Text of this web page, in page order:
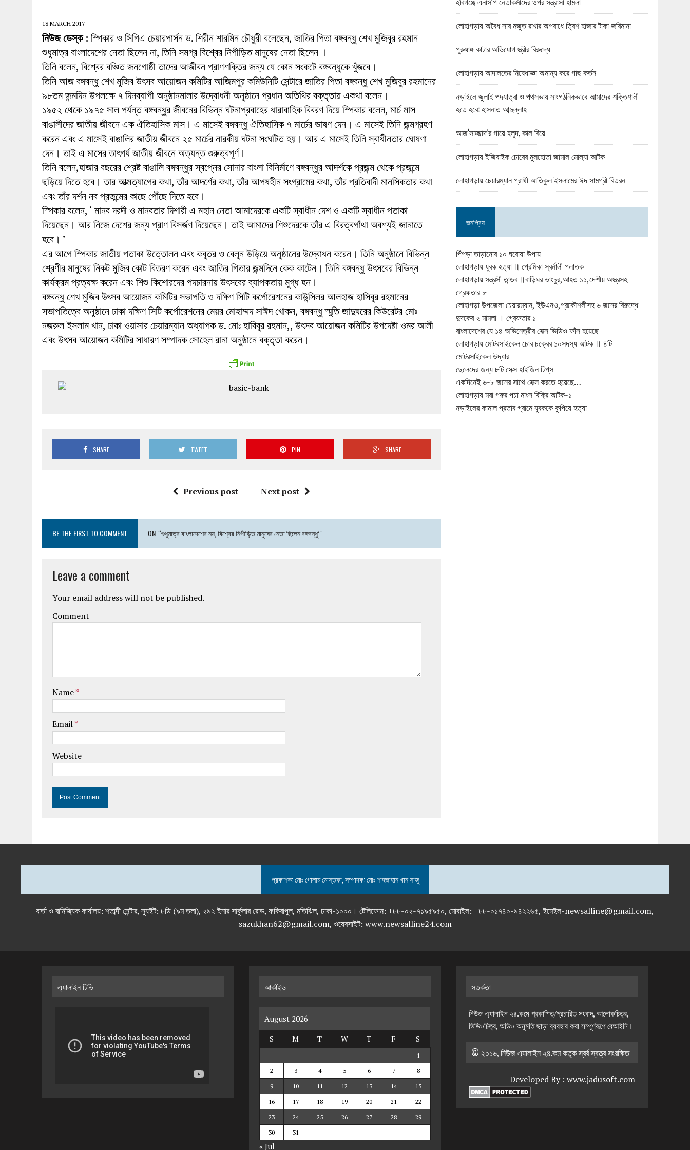
1 AUGUST 2026
18 MARCH 2017
নিউজ ডেস্ক : স্পিকার ও সিপিএ চেয়ারপার্সন ড. শিরীন শারমিন চৌধুরী বলেছেন, জাতির পিতা বঙ্গবন্ধু শেখ মুজিবুর রহমান
শুধুমাত্র বাংলাদেশের নেতা ছিলেন না, তিনি সমগ্র বিশ্বের নিপীড়িত মানুষের নেতা ছিলেন ।
তিনি বলেন, বিশ্বের বঞ্চিত জনগোষ্ঠী তাদের আজীবন প্রাণশক্তির জন্য যে কোন সংকটে বঙ্গবন্ধুকে খুঁজবে।
তিনি আজ বঙ্গবন্ধু শেখ মুজিব উৎসব আয়োজন কমিটির আজিমপুর কমিউনিটি সেন্টারে জাতির পিতা বঙ্গবন্ধু শেখ মুজিবুর রহমানের
৯৮তম জন্মদিন উপলক্ষে ৭ দিনব্যাপী অনুষ্ঠানমালার উদ্বোধনী অনুষ্ঠানে প্রধান অতিথির বক্তৃতায় একথা বলেন।
১৯৫২ থেকে ১৯৭৫ সাল পর্যন্ত বঙ্গবন্ধুর জীবনের বিভিন্ন ঘটনাপ্রবাহের ধারাবাহিক বিবরণ দিয়ে স্পিকার বলেন, মার্চ মাস
বাঙালীদের জাতীয় জীবনে এক ঐতিহাসিক মাস। এ মাসেই বঙ্গবন্ধু ঐতিহাসিক ৭ মার্চের ভাষণ দেন। এ মাসেই তিনি জন্মগ্রহণ
করেন এবং এ মাসেই বাঙালির জাতীয় জীবনে ২৫ মার্চের নারকীয় ঘটনা সংঘটিত হয়। আর এ মাসেই তিনি স্বাধীনতার ঘোষণা
দেন। তাই এ মাসের তাৎপর্য জাতীয় জীবনে অত্যন্ত গুরুত্বপূর্ণ।
তিনি বলেন,হাজার বছরের শ্রেষ্ট বাঙালি বঙ্গবন্ধুর স্বপ্নের সোনার বাংলা বিনির্মাণে বঙ্গবন্ধুর আদর্শকে প্রজন্ম থেকে প্রজন্মে
ছড়িয়ে দিতে হবে। তার আত্মত্যাগের কথা, তাঁর আদর্শের কথা, তাঁর আপষহীন সংগ্রামের কথা, তাঁর প্রতিবাদী মানসিকতার কথা
এবং তাঁর দর্শন নব প্রজন্মের কাছে পৌঁছে দিতে হবে।
স্পিকার বলেন, ‘ মানব দরদী ও মানবতার দিশারী এ মহান নেতা আমাদেরকে একটি স্বাধীন দেশ ও একটি স্বাধীন পতাকা
দিয়েছেন। আর নিজে দেশের জন্য প্রাণ বিসর্জণ দিয়েছেন। তাই আমাদের শিশুদেরকে তাঁর এ বিরত্বগাঁথা অবশ্যই জানাতে
হবে। ’
এর আগে স্পিকার জাতীয় পতাকা উত্তোলন এবং কবুতর ও বেলুন উড়িয়ে অনুষ্ঠানের উদ্বোধন করেন। তিনি অনুষ্ঠানে বিভিন্ন
শ্রেণীর মানুষের নিকট মুজিব কোট বিতরণ করেন এবং জাতির পিতার জন্মদিনে কেক কাটেন। তিনি বঙ্গবন্ধু উৎসবের বিভিন্ন
কার্যক্রম প্রত্যক্ষ করেন এবং শিশু কিশোরদের পদচারনায় উৎসবের ব্যাপকতায় মুগ্ধ হন।
বঙ্গবন্ধু শেখ মুজিব উৎসব আয়োজন কমিটির সভাপতি ও দক্ষিণ সিটি কর্পোরেশনের কাউন্সিলর আলহাজ হাসিবুর রহমানের
সভাপতিত্বে অনুষ্ঠানে ঢাকা দক্ষিণ সিটি কর্পোরেশনের মেয়র মোহাম্মদ সাঈদ খোকন, বঙ্গবন্ধু স্মুতি জাদুঘরের কিউরেটর মোঃ
নজরুল ইসলাম খান, ঢাকা ওয়াসার চেয়ারম্যান অধ্যাপক ড. মোঃ হাবিবুর রহমান,, উৎসব আয়োজন কমিটির উপদেষ্টা ওমর আলী
এবং উৎসব আয়োজন কমিটির সাধারণ সম্পাদক সোহেল রানা অনুষ্ঠানে বক্তৃতা করেন।
SHARE TWEET PIN SHARE
Previous post Next post
BE THE FIRST TO COMMENT ON "‘শুধুমাত্র বাংলাদেশের নয়, বিশ্বের নিপীড়িত মানুষের নেতা ছিলেন বঙ্গবন্ধু’"
Leave a comment
Your email address will not be published.
Comment
Name*
Email*
Website
লোহাগড়ায় অবৈধ সার মজুত রাখার অপরাধে ত্রিশ হাজার টাকা জরিমানা
পুরুষাঙ্গ কাটার অভিযোগ স্ত্রীর বিরুদ্ধে
লোহাগড়ায় আদালতের নিষেধাজ্ঞা অমান্য করে গাছ কর্তন
নড়াইলে জুলাই পদযাত্রা ও পথসভায় সাংগঠনিকভাবে আমাদের শক্তিশালী
হতে হবে: হাসনাত আব্দুল্লাহ
আজ‘সাজ্জাদ’র গায়ে হলুদ, কাল বিয়ে
লোহাগড়ায় ইজিবাইক চোরের মুলহোতা জামাল মোল্যা আটক
লোহাগড়ায় চেয়ারম্যান প্রার্থী আতিকুল ইসলামের ঈদ সামগ্রী বিতরন
জনপ্রিয়
পিঁপড়া তাড়ানোর ১০ ঘরোয়া উপায়
লোহাগড়ায় যুবক হত্যা ॥ প্রেমিকা স্বর্নালী পলাতক
লোহাগড়ায় সন্ত্রসী তান্ডব ॥বাড়িঘর ভাংচুর,আহত ১১,দেশীয় অস্ত্রসহ
গ্রেফতার ৮
লোহাগড়া উপজেলা চেয়ারম্যান, ইউএনও,প্রকৌশলীসহ ৬ জনের বিরুদ্ধে
দুদকের ২ মামলা । গ্রেফতার ১
বাংলাদেশের যে ১৪ অভিনেত্রীর সেক্স ভিডিও ফাঁস হয়েছে
লোহাগড়ায় মোটরসাইকেল চোর চক্রের ১০সদস্য আটক ॥ ৪টি
মোটরসাইকেল উদ্ধার
ছেলেদের জন্য ৮টি সেক্স হাইজিন টিপ্‌স
একদিনেই ৬-৮ জনের সাথে সেক্স করতে হয়েছে…
লোহাগড়ায় মরা গরুর পচা মাংস বিক্রি আটক-১
নড়াইলের কামাল প্রতাব গ্রামে যুবককে কুপিয়ে হত্যা
প্রকাশক: মোঃ গোলাম মোস্তফা, সম্পাদক: মোঃ শাহজাহান খান সাজু
বার্তা ও বানিজ্যিক কার্যালয়: শতাব্দী সেন্টার, স্যুইট: ৮ডি (৯ম তলা), ২৯২ ইনার সার্কুলার রোড, ফকিরাপুল, মতিঝিল, ঢাকা-১০০০। টেলিফোন: +৮৮-০২-৭১৯৫৯৫০, মোবাইল: +৮৮-০১৭৪০-৯৪২২৬৫, ইমেইল-newsalline@gmail.com,
sazukhan62@gmail.com, ওয়েবসাইট: www.newsalline24.com
এ্যালাইন টিভি আর্কাইভ
August 2026
S
M T W T F S
1
2
3 4 5 6 7
8
9
10 11 12 13 14
15
16
17 18 19 20 21
22
23
24 25 26 27 28
29
30
31
« Jul
সতর্কতা
নিউজ এ্যালাইন ২৪.কমে প্রকাশিত/প্রচারিত সংবাদ, আলোকচিত্র,
ভিডিওচিত্র, অডিও অনুমতি ছাড়া ব্যবহার করা সম্পূর্ণরূপে বেআইনি।
© ২০১৬, নিউজ এ্যালাইন ২৪.কম কতৃক স্বর্ব স্বত্ত্ব সংরক্ষিত
Developed By : www.jadusoft.com